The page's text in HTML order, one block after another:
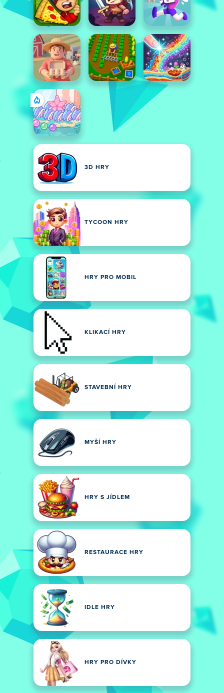
3D HRY
TYCOON HRY
HRY PRO MOBIL
KLIKACÍ HRY
STAVEBNÍ HRY
MYŠÍ HRY
HRY S JÍDLEM
RESTAURACE HRY
IDLE HRY
HRY PRO DÍVKY